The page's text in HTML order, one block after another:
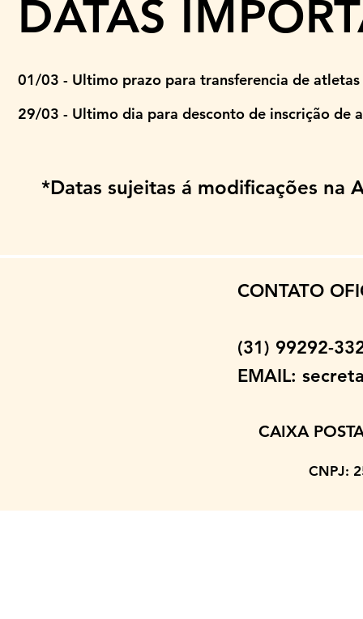
DATAS
​01/03 - Ultimo prazo para transferencia de atletas
29/03 - Ultimo dia para desconto de inscrição de
*Datas sujeitas á modificações na
CONTATO
(31) 99292-
EMAIL:
CAIXA
CNPJ: